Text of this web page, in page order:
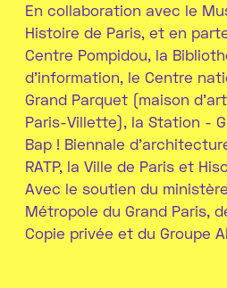
En collaboration avec le
Histoire de Paris, et en
Centre Pompidou, la
d’information, le Centre
Grand Parquet (maison
Paris-Villette), la Station -
Bap ! Biennale
RATP, la Ville de Paris et
Avec le soutien du
Métropole du Grand Paris,
Copie privée et du Groupe